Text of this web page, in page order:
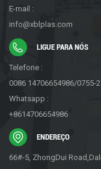
E-mail :
info@xblplas.com
LIGUE PARA NÓS
Telefone :
0086 14706654986/0755-
Whatsapp :
+8614706654986
ENDEREÇO
66#-5, ZhongDui